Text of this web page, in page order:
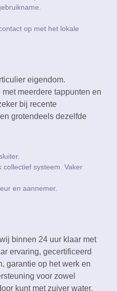
op met het lokale
eigendom.​
meerdere tappunten en
bij recente
grotendeels dezelfde
systeem.​ Vaker
en aannemer.​
binnen 24 uur klaar met
ervaring, gecertificeerd
garantie op het werk en
voor zowel
kunt met zuiver water.​